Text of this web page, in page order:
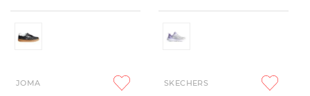
JOMA SKECHERS